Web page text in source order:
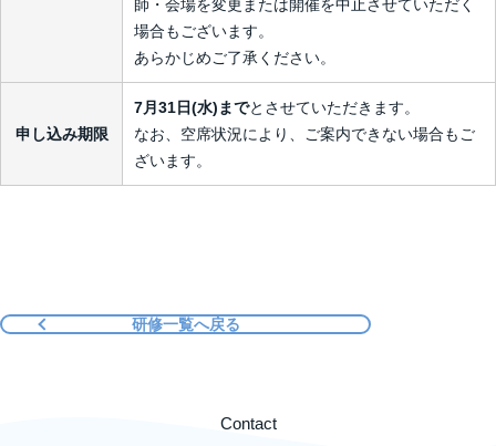
師・会場を変更または開催を中止させていただく
場合もございます。
あらかじめご了承ください。
申し込み期限
7月31日(水)までとさせていただきます。
なお、空席状況により、ご案内できない場合もご
ざいます。
研修一覧へ戻る
Contact